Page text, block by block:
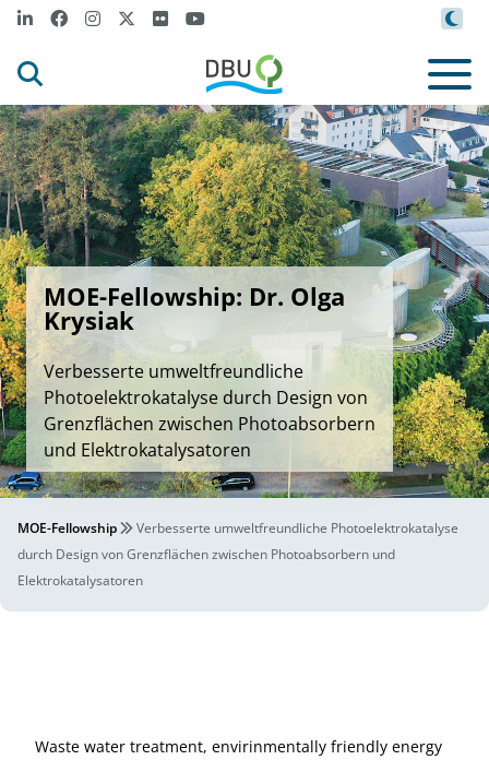
MOE-Fellowship: Dr. Olga
Krysiak
Verbesserte umweltfreundliche
Photoelektrokatalyse durch Design von
Grenzflächen zwischen Photoabsorbern
und Elektrokatalysatoren
MOE-Fellowship
Verbesserte umweltfreundliche Photoelektrokatalyse
durch Design von Grenzflächen zwischen Photoabsorbern und
Elektrokatalysatoren
Waste water treatment, envirinmentally friendly energy